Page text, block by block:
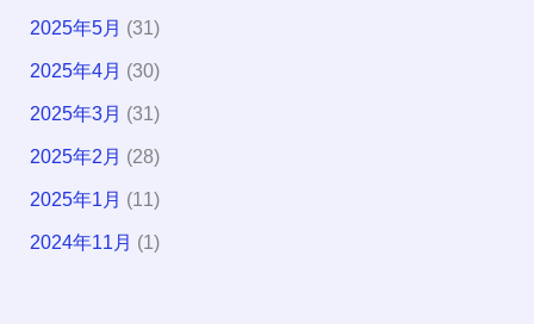
2025年5月 (31)
2025年4月 (30)
2025年3月 (31)
2025年2月 (28)
2025年1月 (11)
2024年11月 (1)